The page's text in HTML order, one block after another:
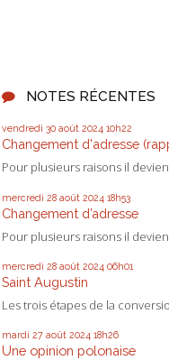
NOTES RÉCENTES
vendredi 30 août 2024 10h22
Changement d'adresse
Pour plusieurs raisons il
mercredi 28 août 2024 18h53
Changement d’adresse
Pour plusieurs raisons il
mercredi 28 août 2024 06h01
Saint Augustin
Les trois étapes de la
mardi 27 août 2024 18h26
Une opinion polonaise